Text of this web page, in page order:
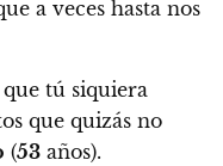
a veces hasta nos
que tú siquiera
que quizás no
(53 años).